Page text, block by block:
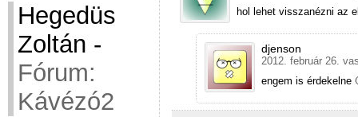
Hegedüs
Zoltán -
Fórum:
Kávézó2
hol lehet visszanézni az
djenson
2012. február 26.
engem is érdekelne